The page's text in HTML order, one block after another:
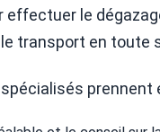
effectuer le
transport en toute
prennent